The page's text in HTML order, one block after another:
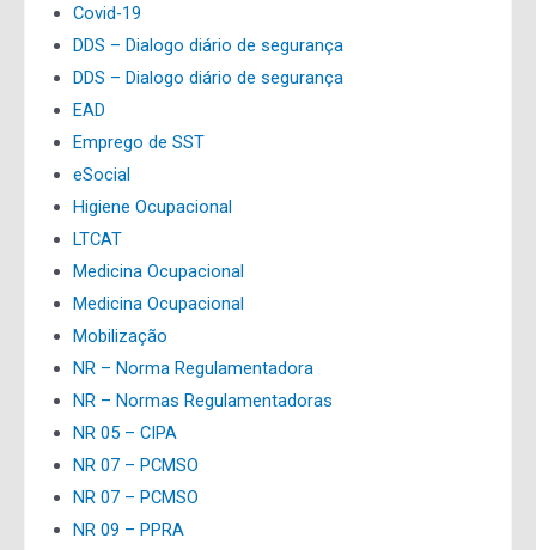
Covid-19
DDS – Dialogo diário de segurança
DDS – Dialogo diário de segurança
EAD
Emprego de SST
eSocial
Higiene Ocupacional
LTCAT
Medicina Ocupacional
Medicina Ocupacional
Mobilização
NR – Norma Regulamentadora
NR – Normas Regulamentadoras
NR 05 – CIPA
NR 07 – PCMSO
NR 07 – PCMSO
NR 09 – PPRA